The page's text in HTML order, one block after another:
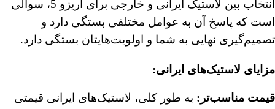
انتخاب بین لاستیک ایرانی و خارجی برای آریزو 5، سوالی
است که پاسخ آن به عوامل مختلفی بستگی دارد و
تصمیم‌گیری نهایی به شما و اولویت‌هایتان بستگی دارد.
مزایای لاستیک‌های ایرانی:
قیمت مناسب‌تر: به طور کلی، لاستیک‌های ایرانی قیمتی